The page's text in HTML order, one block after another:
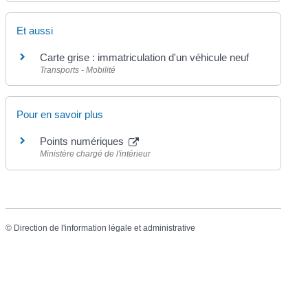
Et aussi
Carte grise : immatriculation d'un véhicule neuf
Transports - Mobilité
Pour en savoir plus
Points numériques
Ministère chargé de l'intérieur
© Direction de l'information légale et administrative